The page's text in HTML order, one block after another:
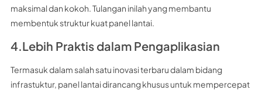
maksimal dan kokoh. Tulangan inilah yang membantu
membentuk struktur kuat panel lantai.
4.Lebih Praktis dalam Pengaplikasian
Termasuk dalam salah satu inovasi terbaru dalam bidang
infrastuktur, panel lantai dirancang khusus untuk mempercepat